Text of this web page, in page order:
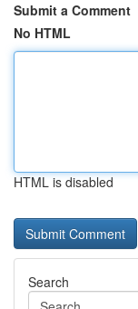
Submit a Comment
No HTML
HTML is disabled
Search